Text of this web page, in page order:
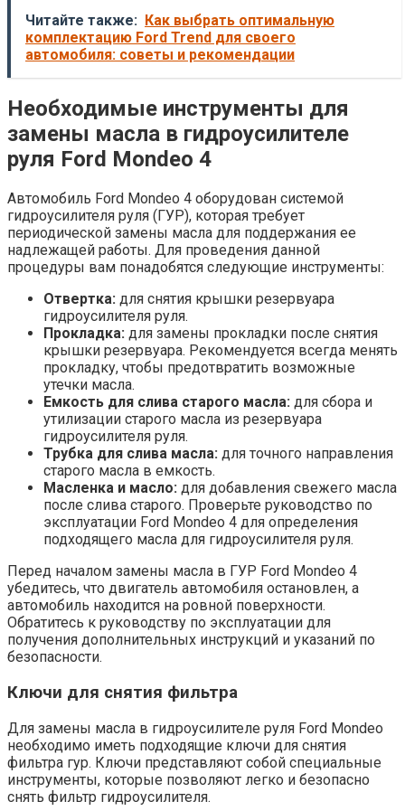
Читайте также: Как выбрать оптимальную
комплектацию Ford Trend для своего
автомобиля: советы и рекомендации
Необходимые инструменты для
замены масла в гидроусилителе
руля Ford Mondeo 4
Автомобиль Ford Mondeo 4 оборудован системой
гидроусилителя руля (ГУР), которая требует
периодической замены масла для поддержания ее
надлежащей работы. Для проведения данной
процедуры вам понадобятся следующие инструменты:
Отвертка: для снятия крышки резервуара
гидроусилителя руля.
Прокладка: для замены прокладки после снятия
крышки резервуара. Рекомендуется всегда менять
прокладку, чтобы предотвратить возможные
утечки масла.
Емкость для слива старого масла: для сбора и
утилизации старого масла из резервуара
гидроусилителя руля.
Трубка для слива масла: для точного направления
старого масла в емкость.
Масленка и масло: для добавления свежего масла
после слива старого. Проверьте руководство по
эксплуатации Ford Mondeo 4 для определения
подходящего масла для гидроусилителя руля.
Перед началом замены масла в ГУР Ford Mondeo 4
убедитесь, что двигатель автомобиля остановлен, а
автомобиль находится на ровной поверхности.
Обратитесь к руководству по эксплуатации для
получения дополнительных инструкций и указаний по
безопасности.
Ключи для снятия фильтра
Для замены масла в гидроусилителе руля Ford Mondeo
необходимо иметь подходящие ключи для снятия
фильтра гур. Ключи представляют собой специальные
инструменты, которые позволяют легко и безопасно
снять фильтр гидроусилителя.